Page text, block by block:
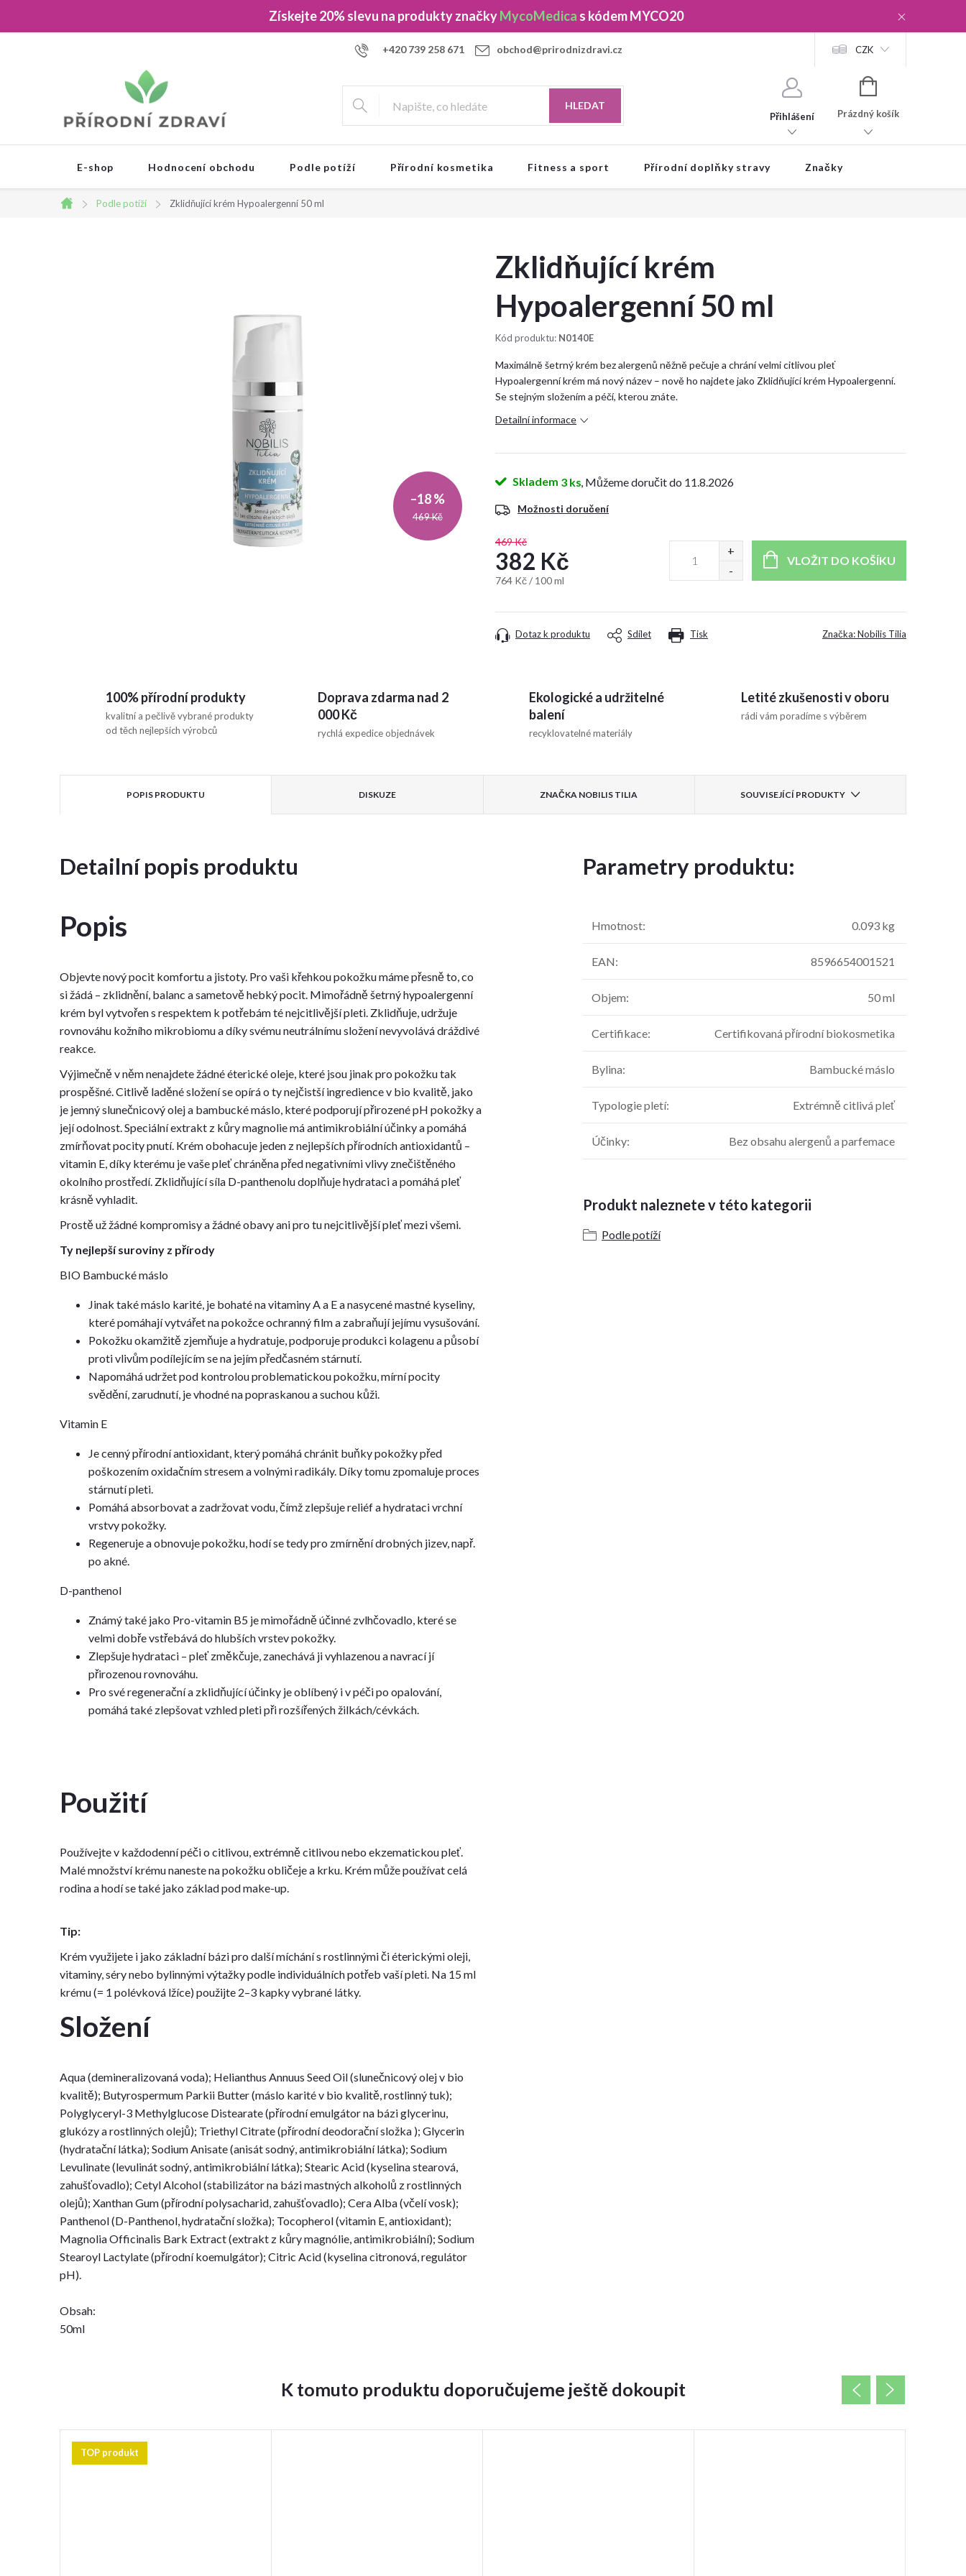
Získejte 20% slevu na produkty značkyMycoMedica s kódemMYCO20
+420 739 258 671 obchod@prirodnizdravi.cz CZK
HLEDAT
Přihlášení
NÁKUPNÍ
KOŠÍK
Prázdný košík
E-shop Hodnocení obchodu Podle potíží Přírodní kosmetika Fitness a sport Přírodní doplňky stravy Značky
Domů
Podle potíží Zklidňující krém Hypoalergenní 50 ml
469 Kč
–18 %
Zklidňující krém
Hypoalergenní 50 ml
Kód produktu: N0140E
Maximálně šetrný krém bez alergenů něžně pečuje a chrání velmi citlivou pleť
Hypoalergenní krém má nový název – nově ho najdete jako Zklidňující krém Hypoalergenní.
Se stejným složením a péčí, kterou znáte.
Detailní informace
Skladem 3 ks 11.8.2026
Možnosti doručení
469 Kč
382 Kč
Měrná
764 Kč / 100 ml
VLOŽIT DO KOŠÍKU
Tisk
Dotaz k produktu Sdílet Značka:Nobilis Tilia
100% přírodní produkty
kvalitní a pečlivě vybrané produkty
od těch nejlepších výrobců
Doprava zdarma nad 2
000 Kč
rychlá expedice objednávek
Ekologické a udržitelné
balení
recyklovatelné materiály
Letité zkušenosti v oboru
rádi vám poradíme s výběrem
POPIS PRODUKTU DISKUZE ZNAČKA NOBILIS TILIA SOUVISEJÍCÍ PRODUKTY
Detailní popis produktu
Popis
Objevte nový pocit komfortu a jistoty. Pro vaši křehkou pokožku máme přesně to, co
si žádá – zklidnění, balanc a sametově hebký pocit. Mimořádně šetrný hypoalergenní
krém byl vytvořen s respektem k potřebám té nejcitlivější pleti. Zklidňuje, udržuje
rovnováhu kožního mikrobiomu a díky svému neutrálnímu složení nevyvolává dráždivé
reakce.
Výjimečně v něm nenajdete žádné éterické oleje, které jsou jinak pro pokožku tak
prospěšné. Citlivě laděné složení se opírá o ty nejčistší ingredience v bio kvalitě, jako
je jemný slunečnicový olej a bambucké máslo, které podporují přirozené pH pokožky a
její odolnost. Speciální extrakt z kůry magnolie má antimikrobiální účinky a pomáhá
zmírňovat pocity pnutí. Krém obohacuje jeden z nejlepších přírodních antioxidantů –
vitamin E, díky kterému je vaše pleť chráněna před negativními vlivy znečištěného
okolního prostředí. Zklidňující síla D-panthenolu doplňuje hydrataci a pomáhá pleť
krásně vyhladit.
Prostě už žádné kompromisy a žádné obavy ani pro tu nejcitlivější pleť mezi všemi.
Ty nejlepší suroviny z přírody
BIO Bambucké máslo
Jinak také máslo karité, je bohaté na vitaminy A a E a nasycené mastné kyseliny,
které pomáhají vytvářet na pokožce ochranný film a zabraňují jejímu vysušování.
Pokožku okamžitě zjemňuje a hydratuje, podporuje produkci kolagenu a působí
proti vlivům podílejícím se na jejím předčasném stárnutí.
Napomáhá udržet pod kontrolou problematickou pokožku, mírní pocity
svědění, zarudnutí, je vhodné na popraskanou a suchou kůži.
Vitamin E
Je cenný přírodní antioxidant, který pomáhá chránit buňky pokožky před
poškozením oxidačním stresem a volnými radikály. Díky tomu zpomaluje proces
stárnutí pleti.
Pomáhá absorbovat a zadržovat vodu, čímž zlepšuje reliéf a hydrataci vrchní
vrstvy pokožky.
Regeneruje a obnovuje pokožku, hodí se tedy pro zmírnění drobných jizev, např.
po akné.
D-panthenol
Známý také jako Pro-vitamin B5 je mimořádně účinné zvlhčovadlo, které se
velmi dobře vstřebává do hlubších vrstev pokožky.
Zlepšuje hydrataci – pleť změkčuje, zanechává ji vyhlazenou a navrací jí
přirozenou rovnováhu.
Pro své regenerační a zklidňující účinky je oblíbený i v péči po opalování,
pomáhá také zlepšovat vzhled pleti při rozšířených žilkách/cévkách.
Použití
Používejte v každodenní péči o citlivou, extrémně citlivou nebo ekzematickou pleť.
Malé množství krému naneste na pokožku obličeje a krku. Krém může používat celá
rodina a hodí se také jako základ pod make-up.
Tip:
Krém využijete i jako základní bázi pro další míchání s rostlinnými či éterickými oleji,
vitaminy, séry nebo bylinnými výtažky podle individuálních potřeb vaší pleti. Na 15 ml
krému (= 1 polévková lžíce) použijte 2–3 kapky vybrané látky.
Složení
Aqua (demineralizovaná voda); Helianthus Annuus Seed Oil (slunečnicový olej v bio
kvalitě); Butyrospermum Parkii Butter (máslo karité v bio kvalitě, rostlinný tuk);
Polyglyceryl-3 Methylglucose Distearate (přírodní emulgátor na bázi glycerinu,
glukózy a rostlinných olejů); Triethyl Citrate (přírodní deodorační složka ); Glycerin
(hydratační látka); Sodium Anisate (anisát sodný, antimikrobiální látka); Sodium
Levulinate (levulinát sodný, antimikrobiální látka); Stearic Acid (kyselina stearová,
zahušťovadlo); Cetyl Alcohol (stabilizátor na bázi mastných alkoholů z rostlinných
olejů); Xanthan Gum (přírodní polysacharid, zahušťovadlo); Cera Alba (včelí vosk);
Panthenol (D-Panthenol, hydratační složka); Tocopherol (vitamin E, antioxidant);
Magnolia Officinalis Bark Extract (extrakt z kůry magnólie, antimikrobiální); Sodium
Stearoyl Lactylate (přírodní koemulgátor); Citric Acid (kyselina citronová, regulátor
pH).
Obsah:
50ml
Parametry produktu:
Hmotnost: 0.093 kg
EAN: 8596654001521
Objem: 50 ml
Certifikace: Certifikovaná přírodní biokosmetika
Bylina: Bambucké máslo
Typologie pletí: Extrémně citlivá pleť
Účinky: Bez obsahu alergenů a parfemace
Produkt naleznete v této kategorii
Podle potíží
K tomuto produktu doporučujeme ještě dokoupit
TOP produkt